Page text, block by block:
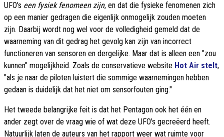
UFO's een fysiek fenomeen zijn, en dat die fysieke fenomenen zich
op een manier gedragen die eigenlijk onmogelijk zouden moeten
zijn. Daarbij wordt nog wel voor de volledigheid gemeld dat de
waarneming van dit gedrag het gevolg kan zijn van incorrect
functioneren van sensoren en dergelijke. Maar dat is alleen een "zou
kunnen" mogelijkheid. Zoals de conservatieve website Hot Air stelt,
"als je naar de piloten luistert die sommige waarnemingen hebben
gedaan is duidelijk dat het niet om sensorfouten ging."
Het tweede belangrijke feit is dat het Pentagon ook het één en
ander zegt over de vraag wie of wat deze UFO's gecreëerd heeft.
Natuurlijk laten de auteurs van het rapport weer wat ruimte voor